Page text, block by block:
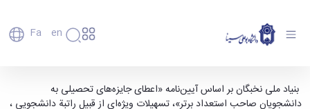
Fa En
دانشگاه
تاریخچه
اعضای
هیأت
اعطای جایزه‌های تحصیلی به دانشجویان صاحب
بنیاد ملی نخبگان بر اساس آیین‌نامه «اعطای جایزه‌های تحصیلی به
دانشجویان صاحب استعداد برتر»، تسهیلات ویژه‌ای از قبیل راتبة دانشجویی ،